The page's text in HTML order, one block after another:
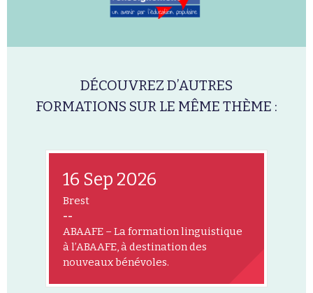
DÉCOUVREZ D’AUTRES
FORMATIONS SUR LE MÊME THÈME :
16 Sep 2026
Brest
--
ABAAFE – La formation linguistique
à l’ABAAFE, à destination des
nouveaux bénévoles.